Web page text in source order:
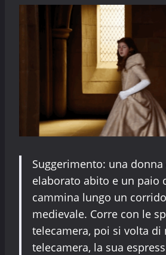
Suggerimento: una
elaborato abito e un paio
cammina lungo un
medievale. Corre con le
telecamera, poi si volta di
telecamera, la sua